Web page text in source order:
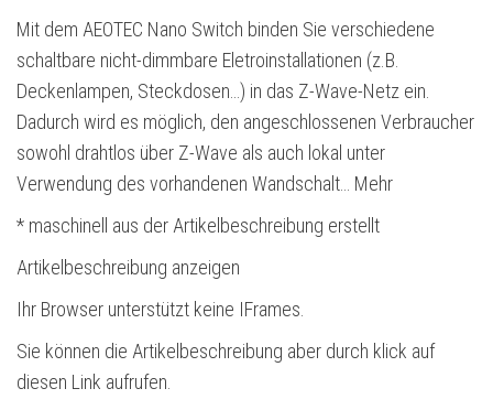
Mit dem AEOTEC Nano Switch binden Sie verschiedene
schaltbare nicht-dimmbare Eletroinstallationen (z.B.
Deckenlampen, Steckdosen…) in das Z-Wave-Netz ein.
Dadurch wird es möglich, den angeschlossenen Verbraucher
sowohl drahtlos über Z-Wave als auch lokal unter
Verwendung des vorhandenen Wandschalt… Mehr
* maschinell aus der Artikelbeschreibung erstellt
Artikelbeschreibung anzeigen
Ihr Browser unterstützt keine IFrames.
Sie können die Artikelbeschreibung aber durch klick auf
diesen Link aufrufen.